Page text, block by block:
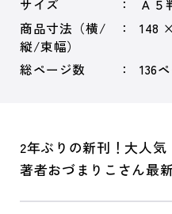
サイズ
Ａ５
商品寸法（横/
縦/束幅）
148
総ページ数 136
2年ぶりの新刊！大人
著者おづまりこさん最